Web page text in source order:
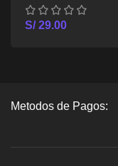
S/29.00
Metodos de Pagos: